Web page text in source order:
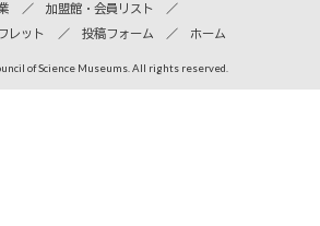
加盟館・会員リスト
レット 投稿フォーム ホーム
of Science Museums. All rights reserved.